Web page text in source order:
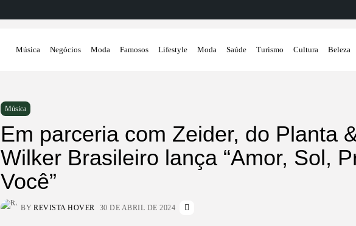
Música Negócios Moda Famosos Lifestyle Moda Saúde Turismo Cultura Beleza
Música
Em parceria com Zeider, do Planta
Wilker Brasileiro lança “Amor, Sol,
Você”
BY REVISTA HOVER 30 DE ABRIL DE 2024